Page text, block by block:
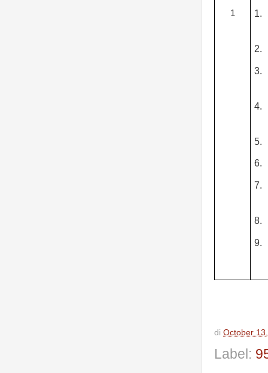
1 1.
2.
3.
4.
5.
6.
7.
8.
9.
di October
Label: